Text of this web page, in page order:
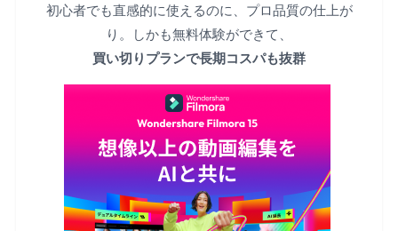
初心者でも直感的に使えるのに、プロ品質の仕上が
り。しかも無料体験ができて、
買い切りプランで長期コスパも抜群